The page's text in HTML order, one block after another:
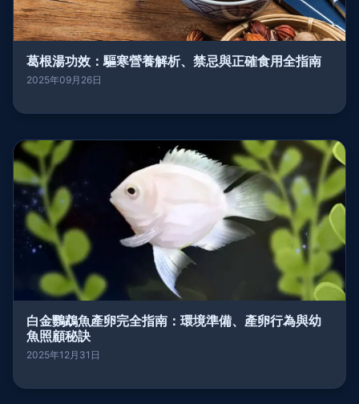
葛根湯功效：驅寒營養解析、禁忌與正確食用全指南
2025年09月26日
白金鸚鵡魚產卵完全指南：環境準備、產卵行為與幼
魚照顧秘訣
2025年12月31日